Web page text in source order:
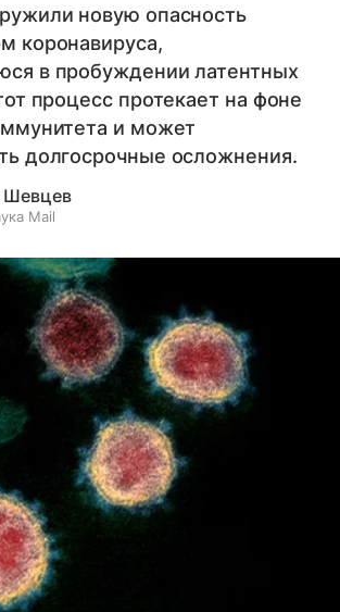
новую опасность
коронавируса,
в пробуждении латентных
процесс протекает на фоне
и может
долгосрочные осложнения.
Шевцев
Mail